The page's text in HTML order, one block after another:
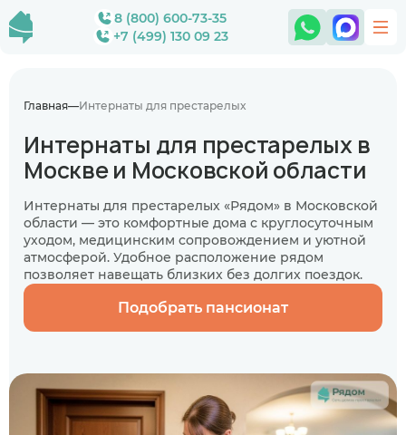
8 (800) 600-73-35
+7 (499) 130 09 23
Главная Интернаты для престарелых
Интернаты для престарелых в
Москве и Московской области
Интернаты для престарелых «Рядом» в Московской
области — это комфортные дома с круглосуточным
уходом, медицинским сопровождением и уютной
атмосферой. Удобное расположение рядом
позволяет навещать близких без долгих поездок.
Подобрать пансионат